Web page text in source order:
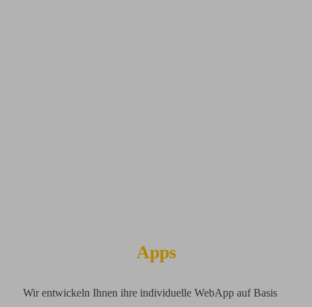
Apps
Wir entwickeln Ihnen ihre individuelle WebApp auf Basis